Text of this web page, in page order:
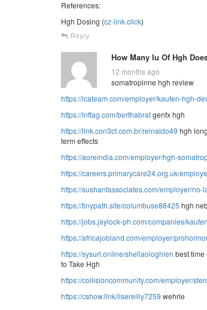
References:
Hgh Dosing (cz-link.click)
Reply
How Many Iu Of Hgh
12 months ago
somatropinne hgh review
https://lcateam.com/employer/kaufen-hgh-
https://inftag.com/berthabratgenfx hgh
https://link.con3ct.com.br/reinaldo49 hgh long
term effects
https://aoreindia.com/employer/hgh-
https://careers.primarycare24.org.uk/
https://sushantassociates.com/employer/
https://tinypath.site/columbuse88425 hgh
https://jobs.jaylock-ph.com/companies/
https://africajobland.com/employer/
https://sysurl.online/shellaologhlen best time
to Take Hgh
https://collisioncommunity.com/employer/
https://cshow.link/ilsereilly7259 wehrle